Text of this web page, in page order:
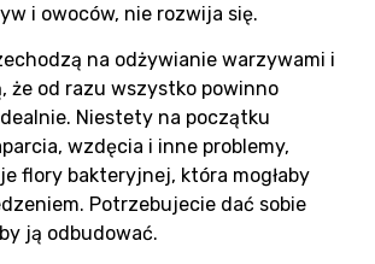
i owoców, nie rozwija się.
na odżywianie warzywami i
że od razu wszystko powinno
Niestety na początku
wzdęcia i inne problemy,
flory bakteryjnej, która mogłaby
Potrzebujecie dać sobie
ją odbudować.